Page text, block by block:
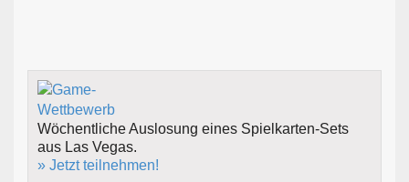
Wöchentliche Auslosung eines Spielkarten-Sets
aus Las Vegas.
» Jetzt teilnehmen!